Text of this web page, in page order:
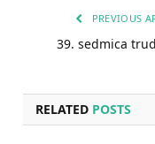
PREVIOUS
39. sedmica
RELATED POSTS